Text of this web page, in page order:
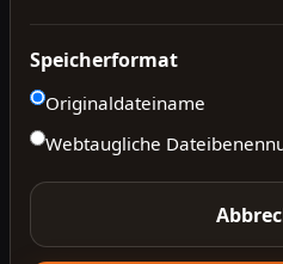
Speicherformat
Originaldateiname
Webtaugliche